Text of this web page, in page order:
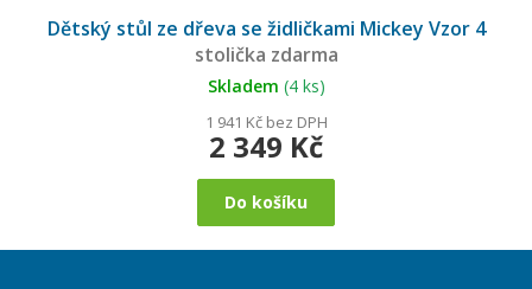
Dětský stůl ze dřeva se židličkami Mickey Vzor 4
stolička zdarma
Skladem (4 ks)
1 941 Kč bez DPH
2 349 Kč
Do košíku